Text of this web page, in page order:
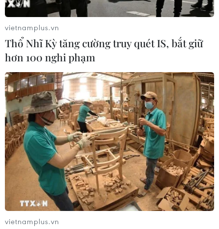
Hàn Quốc công bố thông số vụ phóng tên
lửa mới nhất của Triều Tiên
07/05/2022 14:30
Hàn Quốc cho biết vật thể bay mới là một tên lửa đạn
đạo tầm ngắn được phóng đi từ tàu ngầm đã đạt độ
cao tối đa khoảng 60km và bay xa khoảng 600km.
vietnamplus.vn
Thổ Nhĩ Kỳ tăng cường truy quét IS, bắt giữ
hơn 100 nghi phạm
vietnamplus.vn